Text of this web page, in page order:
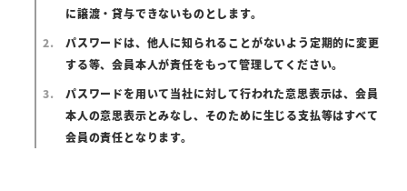
に譲渡・貸与できないものとします。
パスワードは、他人に知られることがないよう定期的に変更
する等、会員本人が責任をもって管理してください。
パスワードを用いて当社に対して行われた意思表示は、会員
本人の意思表示とみなし、そのために生じる支払等はすべて
会員の責任となります。